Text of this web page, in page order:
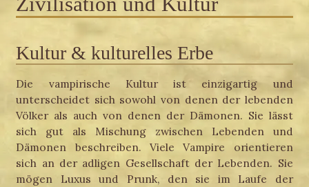
Kultur & kulturelles Erbe
Die vampirische Kultur ist einzigartig und
unterscheidet sich sowohl von denen der lebenden
Völker als auch von denen der Dämonen. Sie lässt
sich gut als Mischung zwischen Lebenden und
Dämonen beschreiben. Viele Vampire orientieren
sich an der adligen Gesellschaft der Lebenden. Sie
mögen Luxus und Prunk, den sie im Laufe der